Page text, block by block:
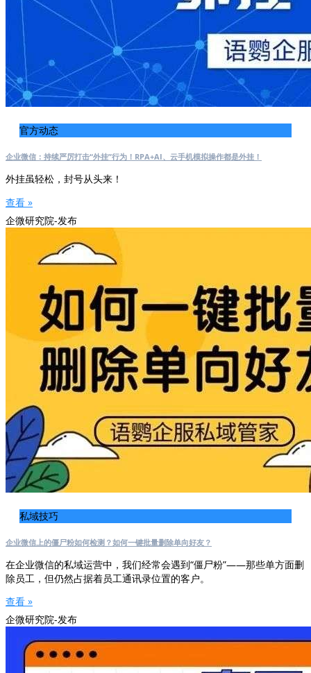
官方动态
企业微信：持续严厉打击“外挂”行为！RPA+AI、云手机模拟操作都是外挂！
外挂虽轻松，封号从头来！
查看 »
企微研究院-发布
私域技巧
企业微信上的僵尸粉如何检测？如何一键批量删除单向好友？
在企业微信的私域运营中，我们经常会遇到“僵尸粉”——那些单方面删
除员工，但仍然占据着员工通讯录位置的客户。
查看 »
企微研究院-发布